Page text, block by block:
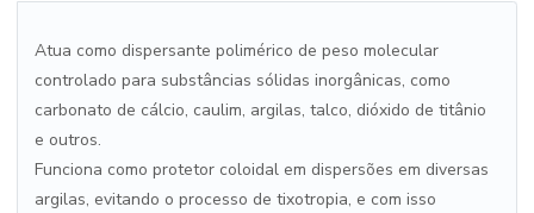
Atua como dispersante polimérico de peso molecular
controlado para substâncias sólidas inorgânicas, como
carbonato de cálcio, caulim, argilas, talco, dióxido de titânio
e outros.
Funciona como protetor coloidal em dispersões em diversas
argilas, evitando o processo de tixotropia, e com isso